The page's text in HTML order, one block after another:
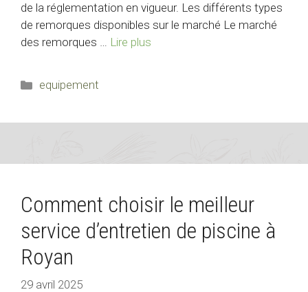
de la réglementation en vigueur. Les différents types
de remorques disponibles sur le marché Le marché
des remorques … Lire plus
Catégories
equipement
Comment choisir le meilleur
service d’entretien de piscine à
Royan
29 avril 2025